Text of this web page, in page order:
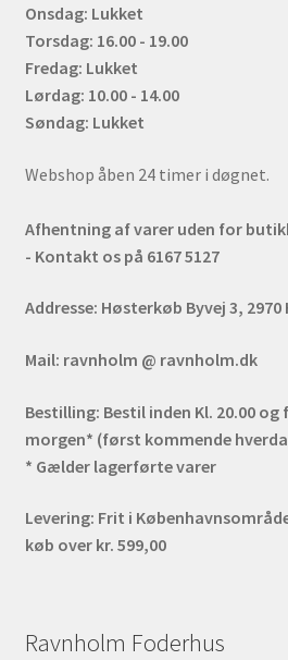
Onsdag: Lukket
Torsdag: 16.00 - 19.00
Fredag: Lukket
Lørdag: 10.00 - 14.00
Søndag: Lukket
Webshop åben 24 timer i døgnet.
Afhentning af varer uden for
- Kontakt os på 6167 5127
Addresse: Høsterkøb Byvej 3,
Mail: ravnholm @ ravnholm.dk
Bestilling: Bestil inden Kl. 20.00
morgen* (først kommende
* Gælder lagerførte varer
Levering: Frit i
køb over kr. 599,00
Ravnholm Foderhus